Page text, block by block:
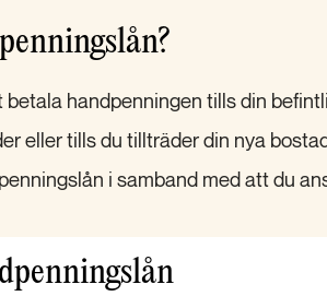
handpenningen tills din
eller tills du tillträder din nya
i samband med att du